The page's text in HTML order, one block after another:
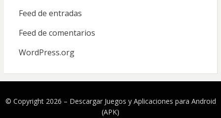
Feed de entradas
Feed de comentarios
WordPress.org
© Copyright 2026 – Descargar Juegos y Aplicaciones para Android
(APK)